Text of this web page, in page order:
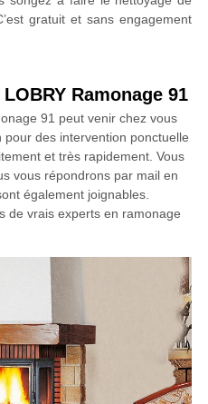
gratuit et sans engagement
Ramonage 91
91 peut venir chez vous
des intervention ponctuelle
et très rapidement. Vous
vous répondrons par mail en
également joignables.
de vrais experts en ramonage